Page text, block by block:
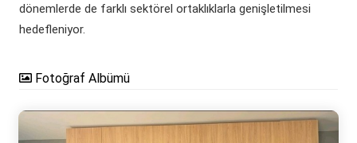
dönemlerde de farklı sektörel ortaklıklarla genişletilmesi
hedefleniyor.
Fotoğraf Albümü